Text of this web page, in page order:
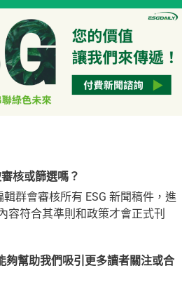
核或篩選嗎？
輯群會審核所有 ESG 新聞稿件，進
容符合其準則和政策才會正式刊
夠幫助我們吸引更多讀者關注或合